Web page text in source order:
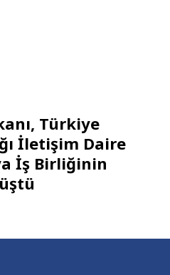
Türkiye
İletişim Daire
İş Birliğinin